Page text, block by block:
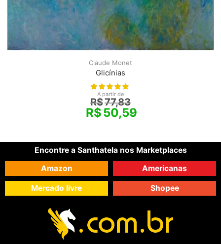
Claude Monet
Glicínias
A partir de
R$77,83
R$50,59
Encontre a Santhatela nos Marketplaces
Amazon
Americanas
Mercado livre Shopee